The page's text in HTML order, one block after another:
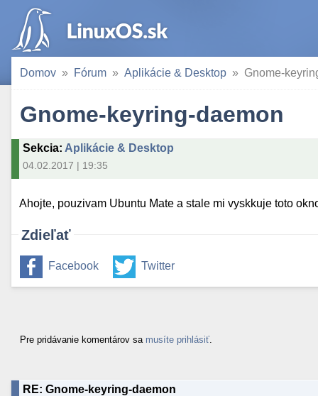
Domov Fórum Aplikácie & Desktop Gnome-
Gnome-keyring-daemon
Sekcia: Aplikácie & Desktop
04.02.2017 | 19:35
Ahojte, pouzivam Ubuntu Mate a stale mi vyskkuje toto
Zdieľať
Facebook Twitter
Pre pridávanie komentárov sa musíte prihlásiť
RE: Gnome-keyring-daemon